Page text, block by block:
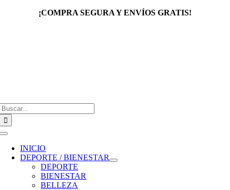
¡COMPRA SEGURA Y ENVÍOS GRATIS!
Toggle
Navigation
INICIO
DEPORTE / BIENESTAR
DEPORTE
BIENESTAR
BELLEZA